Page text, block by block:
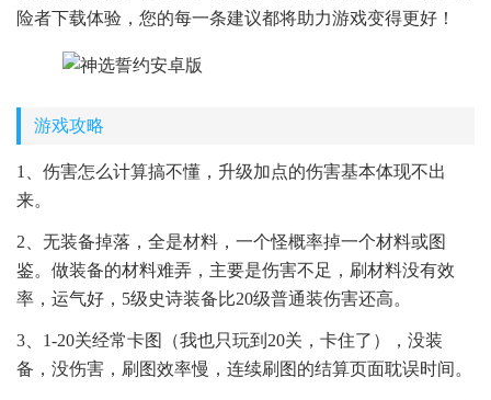
险者下载体验，您的每一条建议都将助力游戏变得更好！
游戏攻略
1、伤害怎么计算搞不懂，升级加点的伤害基本体现不出
来。
2、无装备掉落，全是材料，一个怪概率掉一个材料或图
鉴。做装备的材料难弄，主要是伤害不足，刷材料没有效
率，运气好，5级史诗装备比20级普通装伤害还高。
3、1-20关经常卡图（我也只玩到20关，卡住了），没装
备，没伤害，刷图效率慢，连续刷图的结算页面耽误时间。